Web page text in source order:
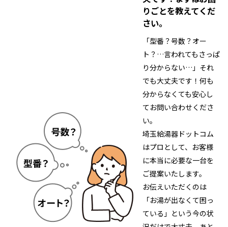
りごとを教えてくだ
さい。
「型番？号数？オー
ト？…言われてもさっぱ
り分からない…」それ
でも大丈夫です！何も
分からなくても安心し
てお問い合わせくださ
い。
埼玉給湯器ドットコム
はプロとして、お客様
に本当に必要な一台を
ご提案いたします。
お伝えいただくのは
「お湯が出なくて困っ
ている」という今の状